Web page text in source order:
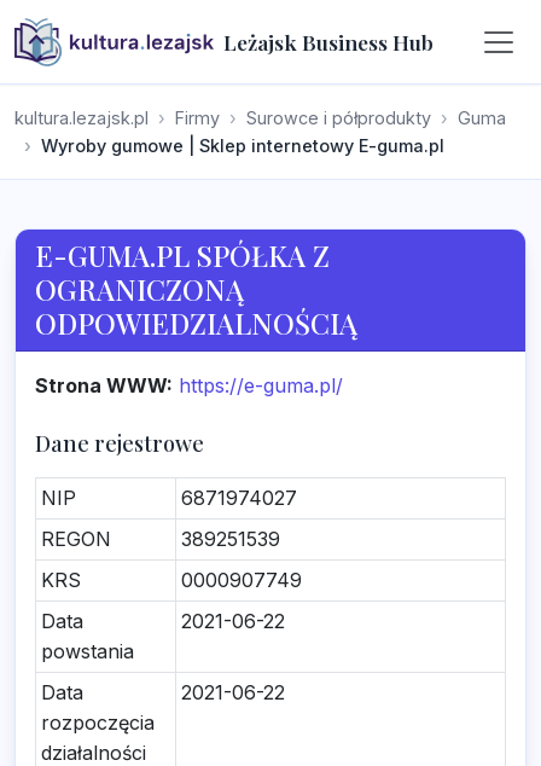
Leżajsk Business Hub
kultura.lezajsk.pl Firmy Surowce i półprodukty
Guma
Wyroby gumowe | Sklep internetowy E-guma.pl
E-GUMA.PL SPÓŁKA Z
OGRANICZONĄ
ODPOWIEDZIALNOŚCIĄ
Strona WWW: https://e-guma.pl/
Dane rejestrowe
NIP
6871974027
REGON
389251539
KRS
0000907749
Data
powstania
2021-06-22
Data
rozpoczęcia
działalności
2021-06-22